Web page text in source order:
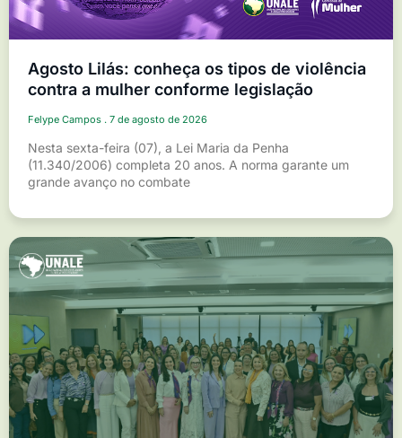
Agosto Lilás: conheça os tipos de violência
contra a mulher conforme legislação
Felype Campos 7 de agosto de 2026
Nesta sexta-feira (07), a Lei Maria da Penha
(11.340/2006) completa 20 anos. A norma garante um
grande avanço no combate